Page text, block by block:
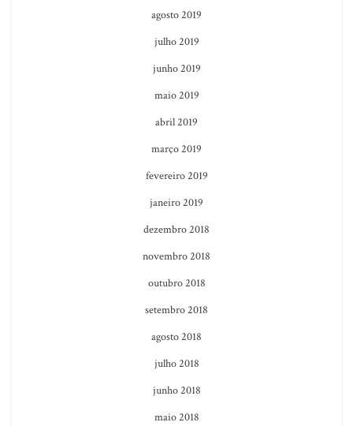
agosto 2019
julho 2019
junho 2019
maio 2019
abril 2019
março 2019
fevereiro 2019
janeiro 2019
dezembro 2018
novembro 2018
outubro 2018
setembro 2018
agosto 2018
julho 2018
junho 2018
maio 2018